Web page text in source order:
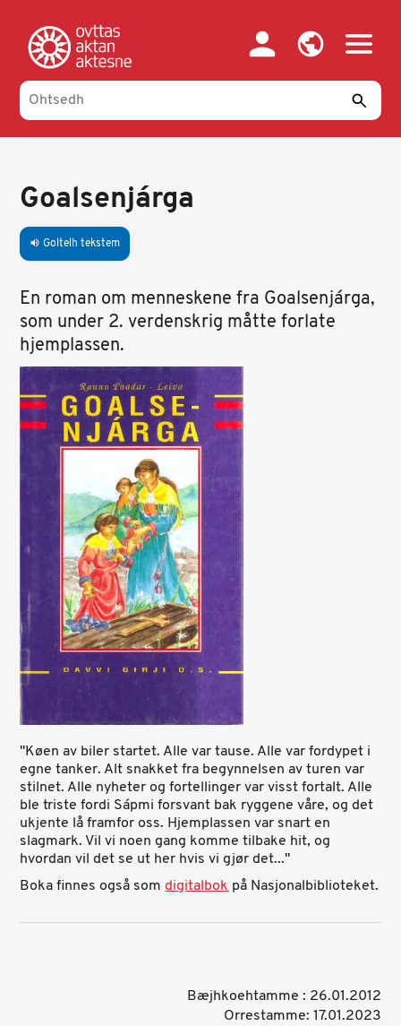
main
content
Goalsenjárga
volume_up Goltelh tekstem
En roman om menneskene fra Goalsenjárga,
som under 2. verdenskrig måtte forlate
hjemplassen.
"Køen av biler startet. Alle var tause. Alle var fordypet i
egne tanker. Alt snakket fra begynnelsen av turen var
stilnet. Alle nyheter og fortellinger var visst fortalt. Alle
ble triste fordi Sápmi forsvant bak ryggene våre, og det
ukjente lå framfor oss. Hjemplassen var snart en
slagmark. Vil vi noen gang komme tilbake hit, og
hvordan vil det se ut her hvis vi gjør det..."
Boka finnes også somdigitalbokpå Nasjonalbiblioteket.
Bæjhkoehtamme : 26.01.2012
Orrestamme: 17.01.2023